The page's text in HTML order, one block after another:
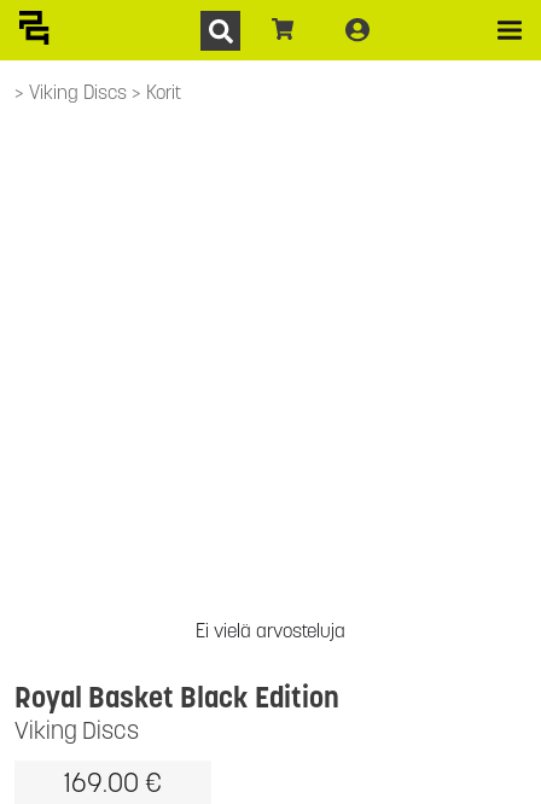
Viking Discs Korit
Ei vielä arvosteluja
Viking Discs
Royal Basket Black Edition
169.00 €